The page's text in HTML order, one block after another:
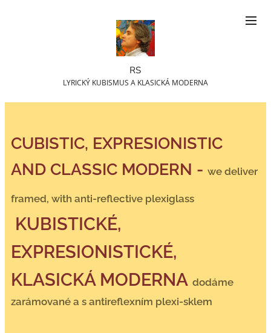
RS
LYRICKÝ KUBISMUS A KLASICKÁ MODERNA
CUBISTIC, EXPRESIONISTIC
AND CLASSIC MODERN - we deliver
framed, with anti-reflective plexiglass
KUBISTICKÉ,
EXPRESIONISTICKÉ,
KLASICKÁ MODERNA dodáme
zarámované a s antireflexním plexi-sklem